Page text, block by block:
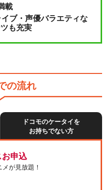
載
ブ・声優バラエティな
も充実
の流れ
ドコモのケータイを
お持ちでない方
申込
メが見放題！